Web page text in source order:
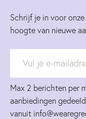
Schrijf je in voor
hoogte van nieuwe
Max 2 berichten per
aanbiedingen
vanuit